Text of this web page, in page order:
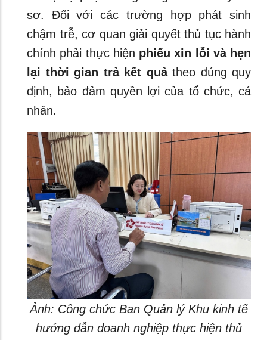
sơ. Đối với các trường hợp phát sinh
chậm trễ, cơ quan giải quyết thủ tục hành
chính phải thực hiện phiếu xin lỗi và hẹn
lại thời gian trả kết quảtheo đúng quy
định, bảo đảm quyền lợi của tổ chức, cá
nhân.
Ảnh: Công chức Ban Quản lý Khu kinh tế
hướng dẫn doanh nghiệp thực hiện thủ